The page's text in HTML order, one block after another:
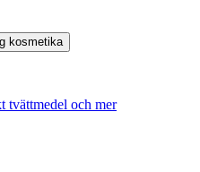
tvättmedel och mer